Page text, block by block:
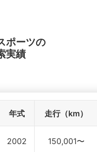
ポーツの
実績
年式 走行（km）
2002 150,001〜